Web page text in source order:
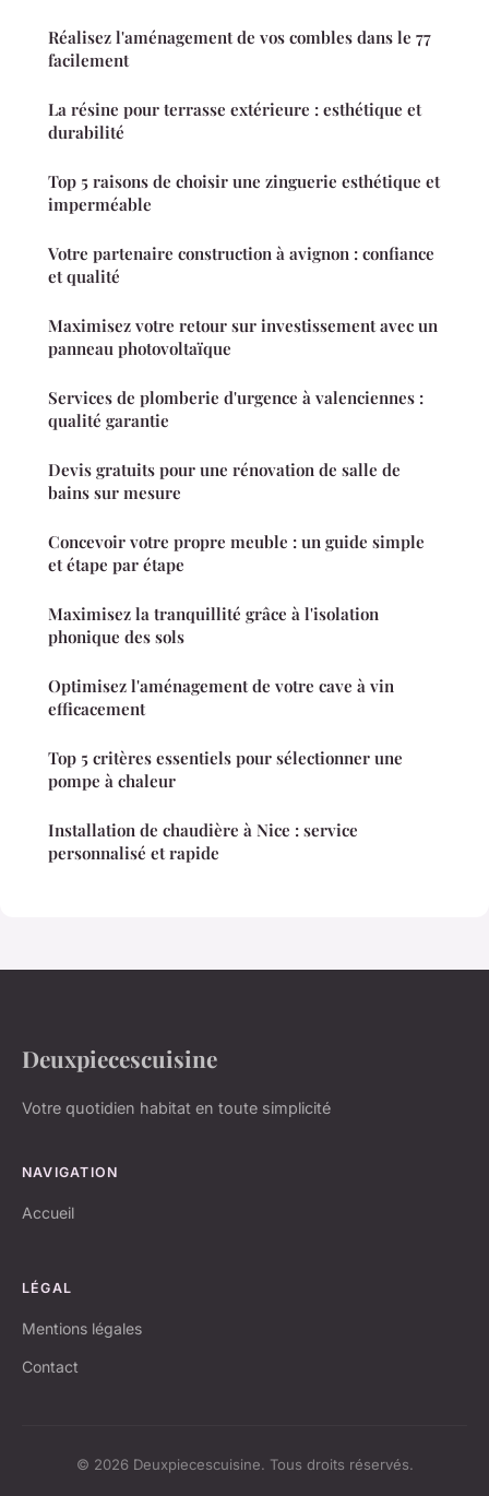
Réalisez l'aménagement de vos combles dans le 77
facilement
La résine pour terrasse extérieure : esthétique et
durabilité
Top 5 raisons de choisir une zinguerie esthétique et
imperméable
Votre partenaire construction à avignon : confiance
et qualité
Maximisez votre retour sur investissement avec un
panneau photovoltaïque
Services de plomberie d'urgence à valenciennes :
qualité garantie
Devis gratuits pour une rénovation de salle de
bains sur mesure
Concevoir votre propre meuble : un guide simple
et étape par étape
Maximisez la tranquillité grâce à l'isolation
phonique des sols
Optimisez l'aménagement de votre cave à vin
efficacement
Top 5 critères essentiels pour sélectionner une
pompe à chaleur
Installation de chaudière à Nice : service
personnalisé et rapide
Deuxpiecescuisine
Votre quotidien habitat en toute simplicité
NAVIGATION
Accueil
LÉGAL
Mentions légales
Contact
© 2026 Deuxpiecescuisine. Tous droits réservés.